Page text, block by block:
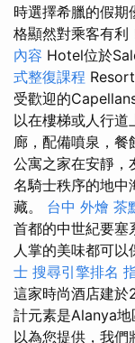
時選擇希臘的假期
格顯然對乘客有
內容 Hotel位於
式整復課程
受歡迎的
以在樓梯或人行道
廊，配備噴泉，餐
公寓之家在安靜，
名騎士秩序的地中
藏。 台中 外燴 茶
首都的中世紀要塞
人掌的美味都可以
士 搜尋引擎排名
這家時尚酒店建於
計元素是Alanya
以為您提供，我們